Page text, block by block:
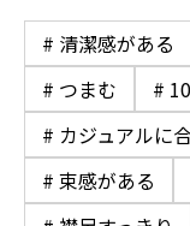
# 清潔感がある
# つまむ
#
# カジュアルに
# 束感がある